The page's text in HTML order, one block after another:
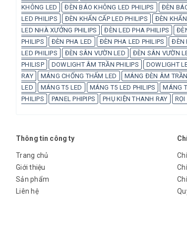
KHÔNG LED
ĐÈN BÁO KHÔNG LED PHILIPS ĐÈN
LED PHILIPS
ĐÈN KHẨN CẤP LED PHILIPS ĐÈN
LED NHÀ XƯỞNG PHILIPS
ĐÈN LED PHA PHILIPS
PHILIPS
ĐÈN PHA LED ĐÈN PHA LED PHILIPS ĐÈN
LED PHILIPS
ĐÈN SÂN VƯỜN LED ĐÈN SÂN VƯỜN
PHILISP
DOWLIGHT ÂM TRẦN PHILIPS DOWLIGHT
RAY
MÁNG CHỐNG THẤM LED MÁNG ĐÈN ÂM
LED
MÁNG T5 LED MÁNG T5 LED PHILIPS MÁNG
PHILIPS
PANEL PHIPIPS PHỤ KIỆN THANH RAY RỌI
Thông tin công ty
Trang chủ
Giới thiệu
Sản phẩm
Liên hệ